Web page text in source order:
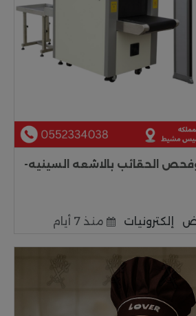
الحقائب بالاشعه السينيه-
إلكترونيات منذ 7 أيام